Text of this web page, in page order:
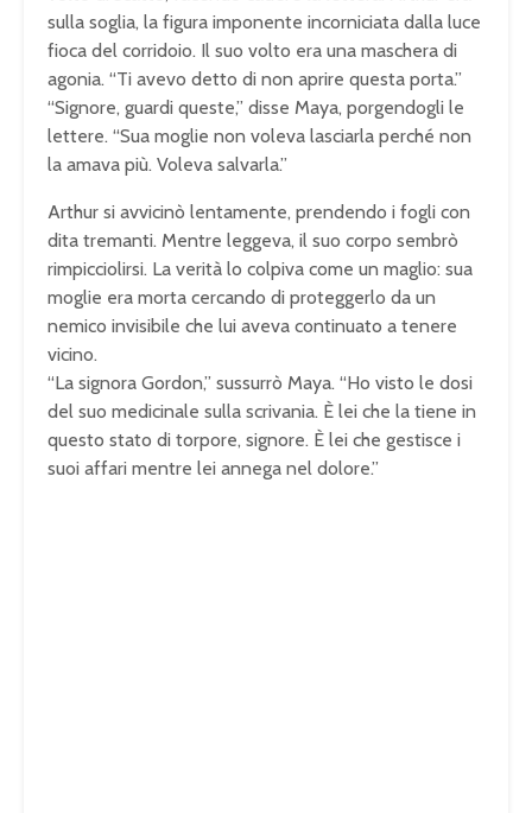
sulla soglia, la figura imponente incorniciata dalla luce
fioca del corridoio. Il suo volto era una maschera di
agonia. “Ti avevo detto di non aprire questa porta.”
“Signore, guardi queste,” disse Maya, porgendogli le
lettere. “Sua moglie non voleva lasciarla perché non
la amava più. Voleva salvarla.”
Arthur si avvicinò lentamente, prendendo i fogli con
dita tremanti. Mentre leggeva, il suo corpo sembrò
rimpicciolirsi. La verità lo colpiva come un maglio: sua
moglie era morta cercando di proteggerlo da un
nemico invisibile che lui aveva continuato a tenere
vicino.
“La signora Gordon,” sussurrò Maya. “Ho visto le dosi
del suo medicinale sulla scrivania. È lei che la tiene in
questo stato di torpore, signore. È lei che gestisce i
suoi affari mentre lei annega nel dolore.”